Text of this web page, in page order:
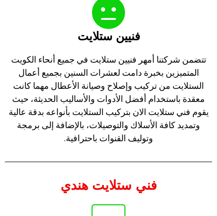
فنيين ستلايت
تتضمن شركتنا أمهر فنيين ستلايت في جميع أنحاء الكويت
المتميزين بخبرة دامت لعشرات السنين بجميع أعمال
الستلايت من تركيب وإصلاح وصيانة الأعطال مهما كانت
معقدة باستخدام أفضل الأدوات والأساليب الحديثة، حيث
يقوم فني ستلايت الان بتركيب الستلايت بأنواعه بدقة عالية
وتمديد كافة الأسلاك والتوصيلات، بالإضافة إلى برمجة
وتوليف القنوات باحترافية.
فني ستلايت هندي